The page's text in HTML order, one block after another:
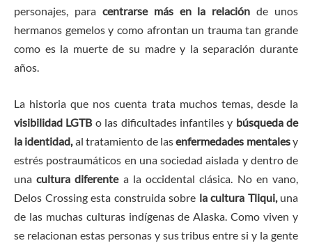
personajes, paracentrarse más en la relación de unos
hermanos gemelos y como afrontan un trauma tan grande
como es la muerte de su madre y la separación durante
años.
La historia que nos cuenta trata muchos temas, desde la
visibilidad LGTB o las dificultades infantiles y búsqueda de
la identidad, al tratamiento de lasenfermedades mentalesy
estrés postraumáticos en una sociedad aislada y dentro de
unacultura diferentea la occidental clásica. No en vano,
Delos Crossing esta construida sobre la cultura Tliqui,una
de las muchas culturas indígenas de Alaska. Como viven y
se relacionan estas personas y sus tribus entre si y la gente